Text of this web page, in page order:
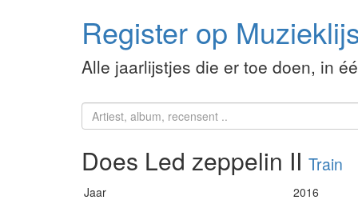
Register op
Alle jaarlijstjes die er toe doen, in
Does Led zeppelin II Train
Jaar
2016